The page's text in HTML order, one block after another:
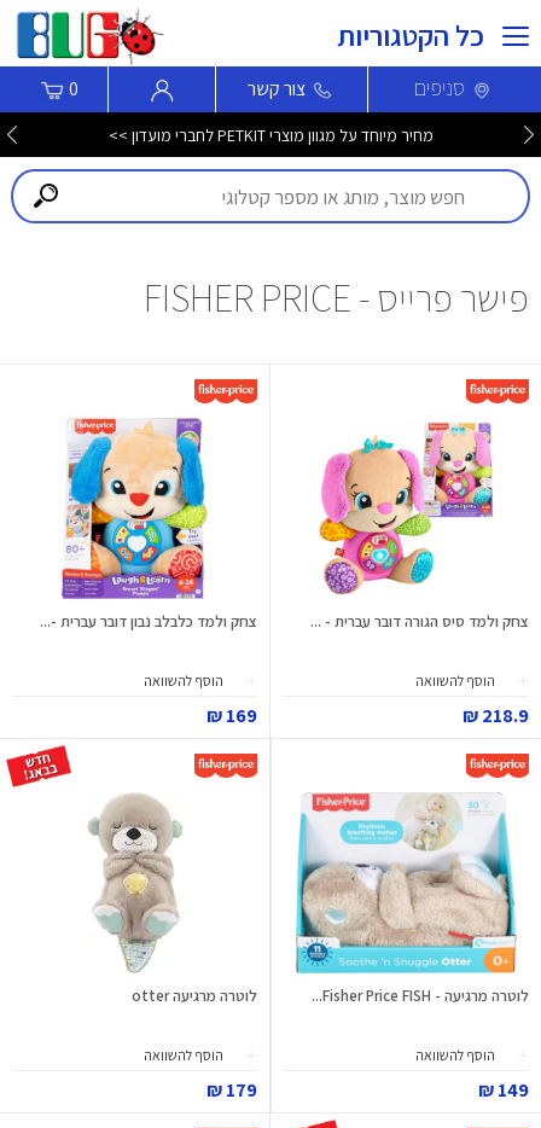
כל הקטגוריות
סניפים צור קשר 0
מחיר מיוחד על מגוון מוצרי PETKIT לחברי מועדון >>
פישר פרייס - FISHER PRICE
צחק ולמד סיס הגורה דובר עברית - ...
הוסף להשוואה
218.9 ₪
צחק ולמד כלבלב נבון דובר עברית -...
הוסף להשוואה
169 ₪
לוטרה מרגיעה - Fisher Price FISH...
הוסף להשוואה
149 ₪
לוטרה מרגיעה otter
הוסף להשוואה
179 ₪